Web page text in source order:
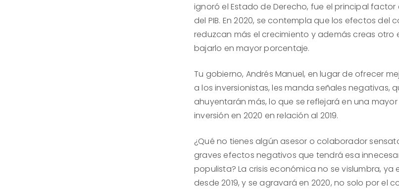
ignoró el Estado de Derecho, fue el principal
del PIB. En 2020, se contempla que los efectos del
reduzcan más el crecimiento y además creas otro
bajarlo en mayor porcentaje.
Tu gobierno, Andrés Manuel, en lugar de ofrecer
a los inversionistas, les manda señales negativas,
ahuyentarán más, lo que se reflejará en una
inversión en 2020 en relación al 2019.
¿Qué no tienes algún asesor o colaborador
graves efectos negativos que tendrá esa
populista? La crisis económica no se vislumbra, ya
desde 2019, y se agravará en 2020, no solo por el